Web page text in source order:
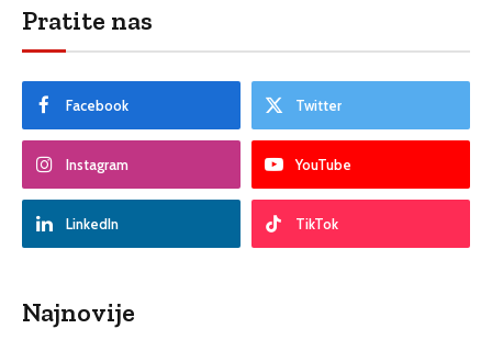
Pratite nas
Facebook Twitter
Instagram YouTube
LinkedIn TikTok
Najnovije